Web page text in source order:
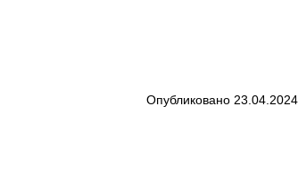
Опубликовано 23.04.2024